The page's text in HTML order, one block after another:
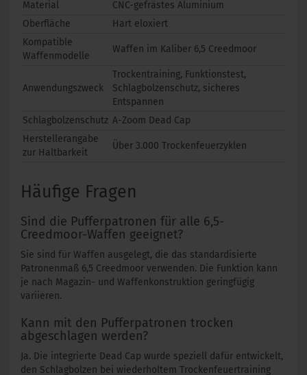
Material
CNC-gefrästes Aluminium
Oberfläche
Hart eloxiert
Kompatible
Waffenmodelle
Waffen im Kaliber 6,5 Creedmoor
Anwendungszweck
Trockentraining, Funktionstest,
Schlagbolzenschutz, sicheres
Entspannen
Schlagbolzenschutz A-Zoom Dead Cap
Herstellerangabe
zur Haltbarkeit
Über 3.000 Trockenfeuerzyklen
Häufige Fragen
Sind die Pufferpatronen für alle 6,5-
Creedmoor-Waffen geeignet?
Sie sind für Waffen ausgelegt, die das standardisierte
Patronenmaß 6,5 Creedmoor verwenden. Die Funktion kann
je nach Magazin- und Waffenkonstruktion geringfügig
variieren.
Kann mit den Pufferpatronen trocken
abgeschlagen werden?
Ja. Die integrierte Dead Cap wurde speziell dafür entwickelt,
den Schlagbolzen bei wiederholtem Trockenfeuertraining